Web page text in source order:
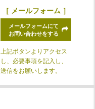
［ メールフォーム ］
メールフォームにて
お問い合わせをする
上記ボタンよりアクセス
し、必要事項を記入し、
送信をお願いします。